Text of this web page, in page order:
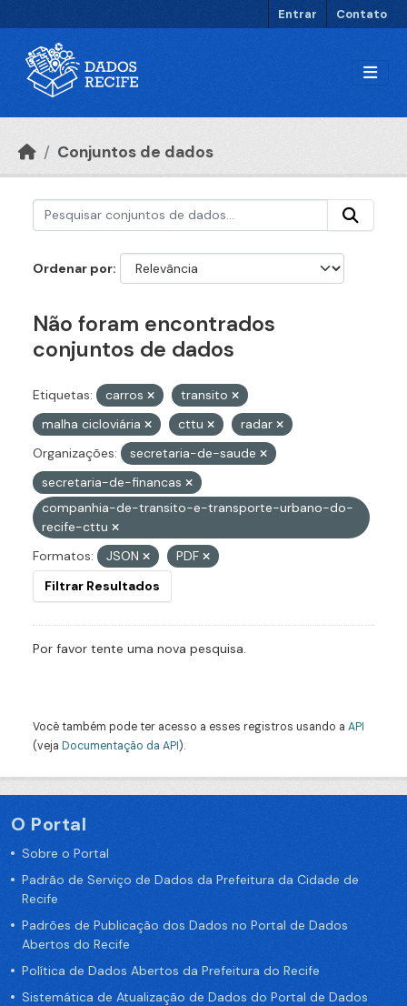
Entrar Contato
Conjuntos de dados
Ordenar por
Não foram encontrados
conjuntos de dados
Etiquetas: carros
transito
malha cicloviária
cttu
radar
Organizações:
secretaria-de-saude
secretaria-de-financas
companhia-de-transito-e-transporte-urbano-do-
recife-cttu
Formatos:
JSON
PDF
Filtrar Resultados
Por favor tente uma nova pesquisa.
Você também pode ter acesso a esses registros usando a API
(veja Documentação da API).
O Portal
Sobre o Portal
Padrão de Serviço de Dados da Prefeitura da Cidade de
Recife
Padrões de Publicação dos Dados no Portal de Dados
Abertos do Recife
Política de Dados Abertos da Prefeitura do Recife
Sistemática de Atualização de Dados do Portal de Dados